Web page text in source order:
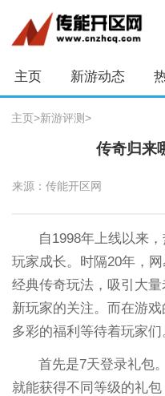
主页 新游动态
主页>新游评测>
传奇归来
来源：传能开区网
自1998年上线以来
玩家成长。时隔20年，
经典传奇玩法，吸引大
新玩家的关注。而在游
多彩的福利等待着玩家们
首先是7天登录礼包
就能获得不同等级的礼